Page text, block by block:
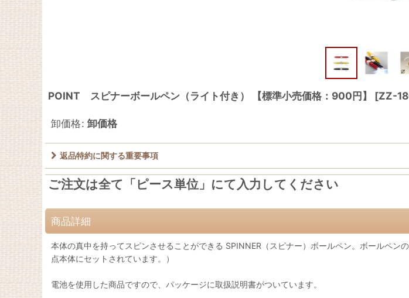
POINT スピナーボールペン（ライト付き） 【標準小売価格：900円】 [ZZ-
卸価格: 卸価格
返品特約に関する重要事項
ご注文は全て「ピース単位」にて入力してください
商品詳細
本体の真中を持ってスピンさせることができる SPINNER（スピナー）ボールペン。ボールペ
点本体にセットされています。）
電池を使用した商品ですので、パッケージに取扱説明書がついています。